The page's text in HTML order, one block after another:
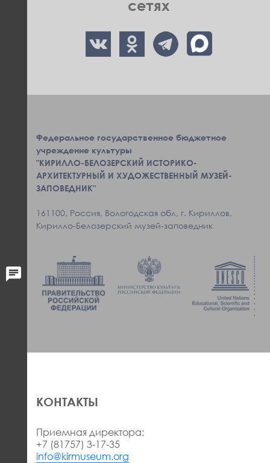
сетях
Федеральное государственное бюджетное
учреждение культуры
"КИРИЛЛО-БЕЛОЗЕРСКИЙ ИСТОРИКО-
АРХИТЕКТУРНЫЙ И ХУДОЖЕСТВЕННЫЙ МУЗЕЙ-
ЗАПОВЕДНИК"
161100, Россия, Вологодская обл, г. Кириллов,
Кирилло-Белозерский музей-заповедник
КОНТАКТЫ
Приемная директора:
+7 (81757) 3-17-35
info@kirmuseum.org